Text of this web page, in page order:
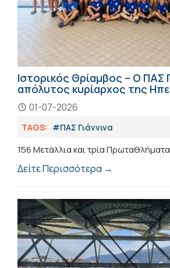
Ιστορικός Θρίαμβος – Ο ΠΑΣ
απόλυτος κυρίαρχος της
01-07-2026
TAGS: #ΠΑΣ Γιάννινα
156 Μετάλλια και τρία Πρωταθλήματα
Δείτε Περισσότερα →